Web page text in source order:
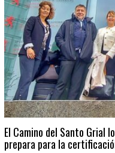
El Camino del Santo Grial
prepara para la